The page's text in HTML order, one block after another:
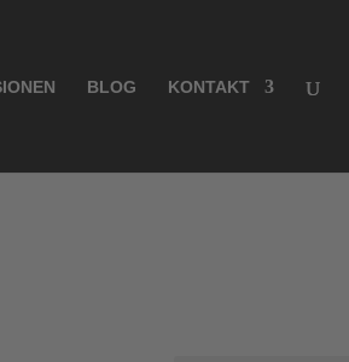
BLOG KONTAKT